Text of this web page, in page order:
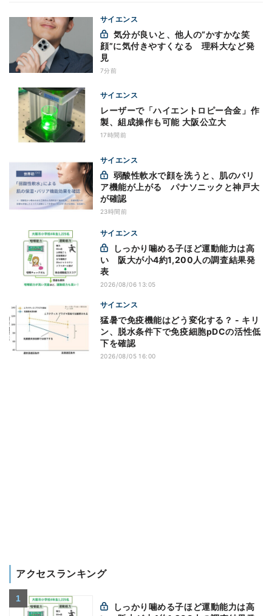
サイエンス
顔”に気付きやすくなる 理科大など発
見
7分前
サイエンス
レーザーで「ハイエントロピー合金」作
製、組成操作も可能 大阪公立大
17時間前
サイエンス
ア機能が上がる パナソニックと神戸大
が確認
23時間前
サイエンス
い 阪大が小4約1,200人の調査結果発
表
2026/08/06 13:05
サイエンス
猛暑で免疫機能はどう変化する？ - キリ
ン、脱水条件下で免疫細胞pDCの活性低
下を確認
2026/08/05 16:00
アクセスランキング